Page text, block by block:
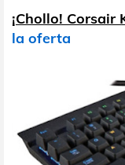
¡Chollo! Corsair
la oferta